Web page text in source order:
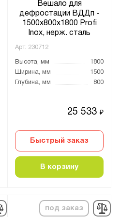
Вешало для
дефростации ВДДп -
1500x800x1800 Profi
Inox, нерж. сталь
Арт. 230712
Высота, мм
1800
Ширина, мм
1500
Глубина, мм
800
25 533₽
Быстрый заказ
В корзину
под заказ